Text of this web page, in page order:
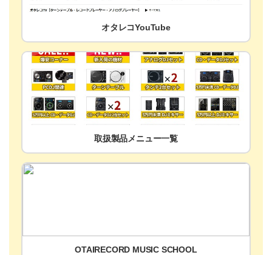
オタレコYouTube
取扱製品メニュー一覧
OTAIRECORD MUSIC SCHOOL